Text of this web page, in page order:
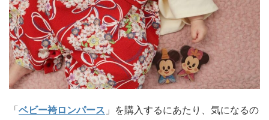
「ベビー袴ロンパース 」を購入するにあたり、気になるの